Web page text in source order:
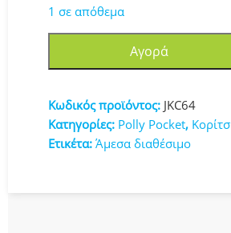
1 σε απόθεμα
Polly
Pocket
7.5εκ.
Αγορά
Κωδικός προϊόντος: JKC64
Κατηγορίες: Polly Pocket,
Ετικέτα: Άμεσα διαθέσιμο